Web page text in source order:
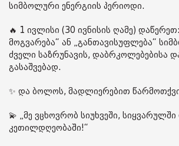
სიმბოლური ენერგიის პერიოდი.
🔥 1 ივლისი (30 ივნისის ღამე)
მოგვარება“ ან „განთავისუფლება“
ძველი საზრუნავის, დაბრკოლებებისა
გასაშვებად.
✨ და ბოლოს, მადლიერებით
💫 „მე ვცხოვრობ სიუხვეში, სიყვარულში
კეთილდღეობაში!“